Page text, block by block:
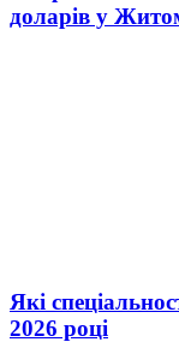
доларів у
Які
2026 році